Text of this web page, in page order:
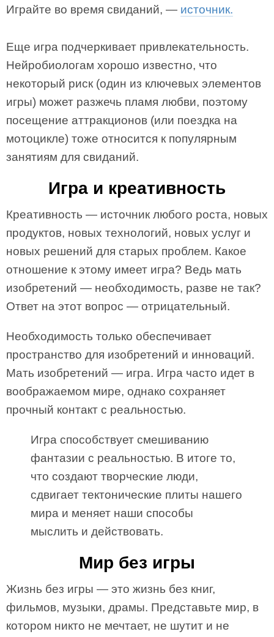
Играйте во время свиданий, — источник.
Еще игра подчеркивает привлекательность.
Нейробиологам хорошо известно, что
некоторый риск (один из ключевых элементов
игры) может разжечь пламя любви, поэтому
посещение аттракционов (или поездка на
мотоцикле) тоже относится к популярным
занятиям для свиданий.
Игра и креативность
Креативность — источник любого роста, новых
продуктов, новых технологий, новых услуг и
новых решений для старых проблем. Какое
отношение к этому имеет игра? Ведь мать
изобретений — необходимость, разве не так?
Ответ на этот вопрос — отрицательный.
Необходимость только обеспечивает
пространство для изобретений и инноваций.
Мать изобретений — игра. Игра часто идет в
воображаемом мире, однако сохраняет
прочный контакт с реальностью.
Игра способствует смешиванию
фантазии с реальностью. В итоге то,
что создают творческие люди,
сдвигает тектонические плиты нашего
мира и меняет наши способы
мыслить и действовать.
Мир без игры
Жизнь без игры — это жизнь без книг,
фильмов, музыки, драмы. Представьте мир, в
котором никто не мечтает, не шутит и не